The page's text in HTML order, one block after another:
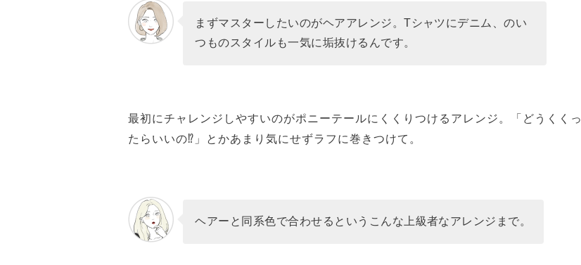
まずマスターしたいのがヘアアレンジ。Tシャツにデニム、のい
つものスタイルも一気に垢抜けるんです。
最初にチャレンジしやすいのがポニーテールにくくりつけるアレンジ。「どうくくっ
たらいいの⁉」とかあまり気にせずラフに巻きつけて。
ヘアーと同系色で合わせるというこんな上級者なアレンジまで。